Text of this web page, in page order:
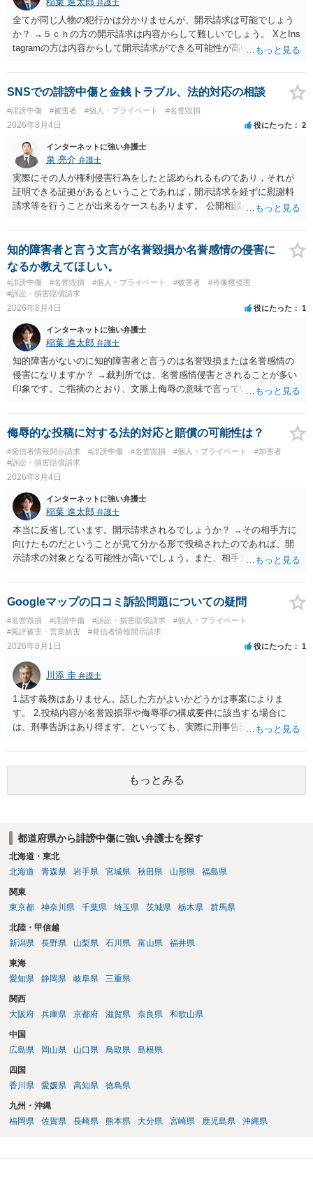
弁護士
全てが同じ人物の犯行かは分かりませんが、開示請求は可能でしょう
か？ →５ｃｈの方の開示請求は内容からして難しいでしょう。 XとIns
tagramの方は内容からして開示請求ができる可能性が高いでしょう。
いでしょう。７月中にアカウントが削除されている場合、今から進め
ても失敗する可能性が高いように思われます。 相手を特定できた場
合、相手に全ての弁護士費用を負担させることは可能でしょうか？ →
訴訟外の交渉で相手方が認めれば負担させることができるでしょう。
訴訟で判決となった場合は、実際の弁護士費用が認められる場合と認
められない場合があり何ともいえないところでしょう。
SNSでの誹謗中傷と金銭トラブル、法的対応の相談
#誹謗中傷 #被害者 #個人・プライベート #名誉毀損
2026年8月4日 役にたった 2
インターネットに強い弁護士
泉 亮介 弁護士
実際にその人が権利侵害行為をしたと認められるものであり，それが
証明できる証拠があるということであれば，開示請求を経ずに慰謝料
請求等を行うことが出来るケースもあります。 公開相談の場では回答
に個別に相談されると良いでしょう。
知的障害者と言う文言が名誉毀損か名誉感情の侵害に
なるか教えてほしい。
#誹謗中傷 #名誉毀損 #個人・プライベート #被害者
#肖像権侵害
#訴訟・損害賠償請求
2026年8月4日 役にたった 1
インターネットに強い弁護士
稲葉 進太郎 弁護士
知的障害がないのに知的障害者と言うのは名誉毀損または名誉感情の
侵害になりますか？ →裁判所では、名誉感情侵害とされることが多い
印象です。ご指摘のとおり、文脈上侮辱の意味で言っている点も加味
侮辱的な投稿に対する法的対応と賠償の可能性は？
#発信者情報開示請求 #誹謗中傷 #名誉毀損 #個人・プライベート
#加害者
#訴訟・損害賠償請求
2026年8月4日
インターネットに強い弁護士
稲葉 進太郎 弁護士
本当に反省しています。開示請求されるでしょうか？ →その相手方に
向けたものだということが見て分かる形で投稿されたのであれば、開
示請求の対象となる可能性が高いでしょう。また、相手方の投稿した
と存じます。発信者情報開示請求が進むと、投稿に使った回線の契約
者のところに、意見照会がなされます。アカウント情報開示の場合
は、アカウントの登録メールに意見照会がなされます。 また、された
場合賠償金はいくらでしょうか。 →ケースバイケースであり、数万円
から１００万単位まで様々でしょう。裁判外であれば交渉して相手方
Googleマップの口コミ訴訟問題についての疑問
#名誉毀損 #誹謗中傷 #訴訟・損害賠償請求
#個人・プライベート
#風評被害・営業妨害
#発信者情報開示請求
2026年8月1日 役にたった 1
川添 圭 弁護士
1.話す義務はありません。話した方がよいかどうかは事案によりま
す。 2.投稿内容が名誉毀損罪や侮辱罪の構成要件に該当する場合に
は、刑事告訴はあり得ます。といっても、実際に刑事告訴に動くかど
です。Googleは電話番号の開示請求もできることが多いので、少しで
も特定可能になるよう、複数ルートで開示請求が行われることが多い
です。さらにいえば、利用者からの口コミ投稿の場合、開示請求者は
ある程度対象者を特定できている（ただし証拠による裏付けか必要な
もっとみる
都道府県から誹謗中傷に強い弁護士を探す
北海道・東北
北海道
青森県 岩手県 宮城県 秋田県 山形県 福島県
関東
東京都
神奈川県 千葉県 埼玉県 茨城県 栃木県 群馬県
北陸・甲信越
新潟県
長野県 山梨県 石川県 富山県 福井県
東海
愛知県
静岡県 岐阜県 三重県
関西
大阪府
兵庫県 京都府 滋賀県 奈良県 和歌山県
中国
広島県
岡山県 山口県 鳥取県 島根県
四国
香川県
愛媛県 高知県 徳島県
九州・沖縄
福岡県
佐賀県 長崎県 熊本県 大分県 宮崎県 鹿児島県 沖縄県